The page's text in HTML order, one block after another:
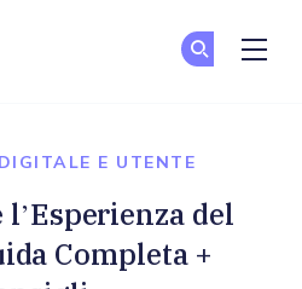
E UTENTE
del
Completa +